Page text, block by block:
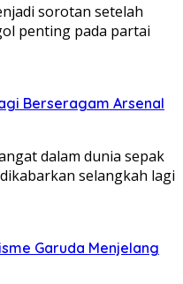
sorotan setelah
penting pada partai
Berseragam Arsenal
dalam dunia sepak
selangkah lagi
Garuda Menjelang